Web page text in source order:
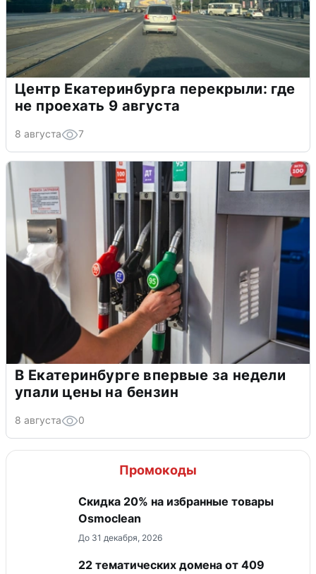
Центр Екатеринбурга перекрыли: где
не проехать 9 августа
8 августа 7
В Екатеринбурге впервые за недели
упали цены на бензин
8 августа 0
Промокоды
Скидка 20% на избранные товары
Osmoclean
До 31 декабря, 2026
22 тематических домена от 409